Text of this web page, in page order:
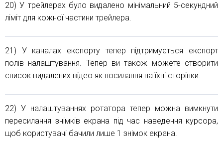
20) У трейлерах було видалено мінімальний 5-секундний
ліміт для кожної частини трейлера.
21) У каналах експорту тепер підтримується експорт
полів налаштування. Тепер ви також можете створити
список видалених відео як посилання на їхні сторінки.
22) У налаштуваннях ротатора тепер можна вимкнути
пересилання знімків екрана під час наведення курсора,
щоб користувачі бачили лише 1 знімок екрана.